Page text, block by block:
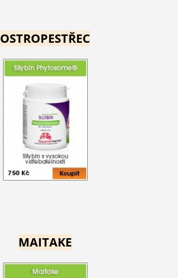
OSTROPESTŘEC
MAITAKE